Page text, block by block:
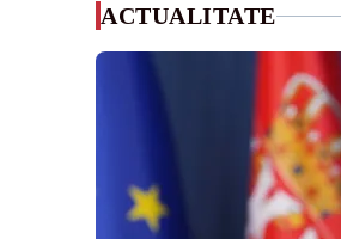
ACTUALITATE